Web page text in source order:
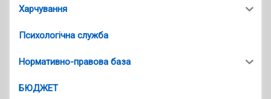
Харчування
Психологічна служба
Нормативно-правова база
БЮДЖЕТ